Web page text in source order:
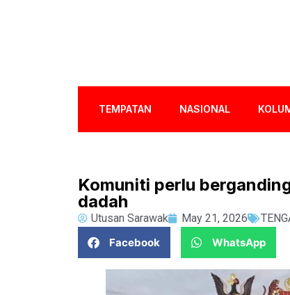
TEMPATAN NASIONAL
Komuniti perlu
dadah
Utusan Sarawak May 21, 2026
Facebook
WhatsApp